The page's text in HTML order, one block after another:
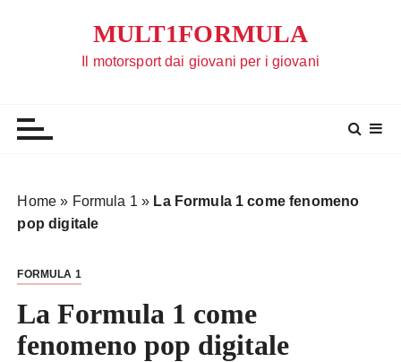
MULT1FORMULA
Il motorsport dai giovani per i giovani
Home » Formula 1 » La Formula 1 come fenomeno
pop digitale
FORMULA 1
La Formula 1 come
fenomeno pop digitale